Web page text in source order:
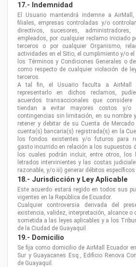
17.- Indemnidad
El Usuario mantendrá indemne a
filiales, empresas controladas y/o
directivos, sucesores, administradores,
empleados, por cualquier reclamo iniciado
terceros o por cualquier Organismo,
actividades en el Sitio, el cumplimiento y/o
los Términos y Condiciones Generales o
como respecto de cualquier violación de
terceros.
A tal fin, el Usuario faculta a AirMall
representarlo en dichos reclamos,
acuerdos transaccionales que
tiendan a evitar mayores costos y/o
contingencias sin limitación, en su nombre
retener y debitar de su Cuenta de
cuenta(s) bancaria(s) registrada(s) en la
los fondos existentes y/o futuros para
gasto incurrido en relación a los supuestos
los cuales podrán incluir, entre otros, los
letrados intervinientes y las costas
razonable, y/o iii) generar débitos
18.- Jurisdicción y Ley Aplicable
Este acuerdo estará regido en todos sus
vigentes en la República de Ecuador.
Cualquier controversia derivada del
existencia, validez, interpretación, alcance o
sometida a las leyes aplicables y a los
de la Ciudad de Guayaquil.
19.- Domicilio
Se fija como domicilio de AirMall Ecuador
Sur y Guayacanes Esq., Edificio Renova
de Guayaquil.